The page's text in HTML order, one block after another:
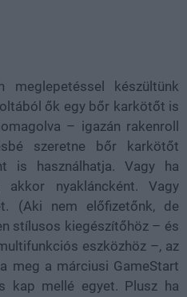
meglepetéssel készültünk
ők egy bőr karkötőt is
– igazán rakenroll
szeretne bőr karkötőt
is használhatja. Vagy ha
nyakláncként. Vagy
(Aki nem előfizetőnk, de
stílusos kiegészítőhöz – és
eszközhöz –, az
meg a márciusi GameStart
kap mellé egyet. Plusz ha